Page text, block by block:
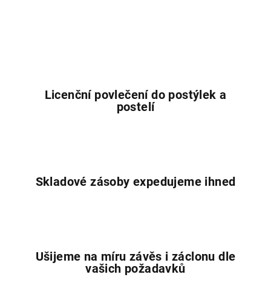
Licenční povlečení do postýlek a
postelí
Skladové zásoby expedujeme ihned
Ušijeme na míru závěs i záclonu dle
vašich požadavků